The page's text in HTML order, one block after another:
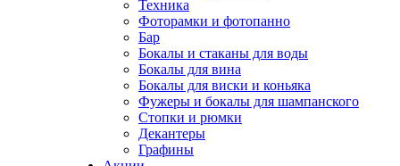
Техника
Фоторамки и фотопанно
Бар
Бокалы и стаканы для воды
Бокалы для вина
Бокалы для виски и коньяка
Фужеры и бокалы для шампанского
Стопки и рюмки
Декантеры
Графины